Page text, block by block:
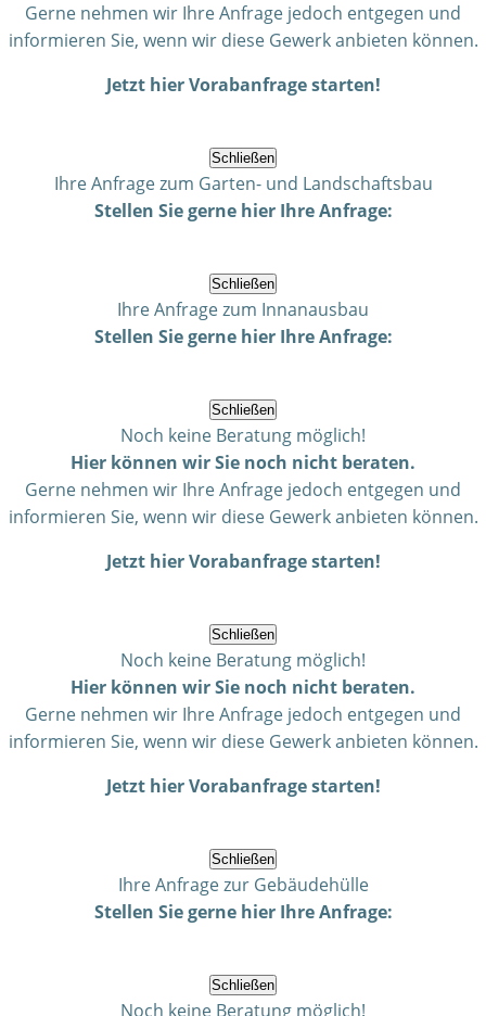
Gerne nehmen wir Ihre Anfrage jedoch entgegen und
informieren Sie, wenn wir diese Gewerk anbieten können.
Jetzt hier Vorabanfrage starten!
Schließen
Ihre Anfrage zum Garten- und Landschaftsbau
Stellen Sie gerne hier Ihre Anfrage:
Schließen
Ihre Anfrage zum Innanausbau
Stellen Sie gerne hier Ihre Anfrage:
Schließen
Noch keine Beratung möglich!
Hier können wir Sie noch nicht beraten.
Gerne nehmen wir Ihre Anfrage jedoch entgegen und
informieren Sie, wenn wir diese Gewerk anbieten können.
Jetzt hier Vorabanfrage starten!
Schließen
Noch keine Beratung möglich!
Hier können wir Sie noch nicht beraten.
Gerne nehmen wir Ihre Anfrage jedoch entgegen und
informieren Sie, wenn wir diese Gewerk anbieten können.
Jetzt hier Vorabanfrage starten!
Schließen
Ihre Anfrage zur Gebäudehülle
Stellen Sie gerne hier Ihre Anfrage:
Schließen
Noch keine Beratung möglich!